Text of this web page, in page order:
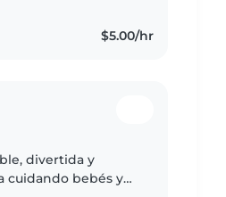
$5.00/hr
divertida y
cuidando bebés y